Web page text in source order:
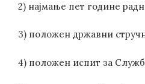
2) најмање пет године
3) положен државни
4) положен испит за